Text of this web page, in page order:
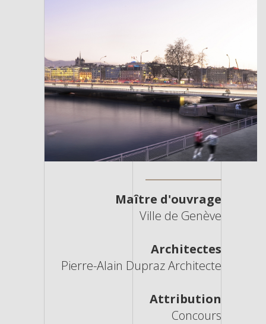
Maître d'ouvrage
Ville de Genève
Architectes
Pierre-Alain Dupraz Architecte
Attribution
Concours